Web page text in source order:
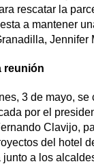
rescatar la
a mantener
Jennifer
reunión
3 de mayo, se
por el
Clavijo,
del hotel
junto a los